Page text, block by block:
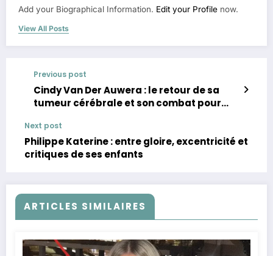
Add your Biographical Information. Edit your Profile now.
View All Posts
Previous post
Cindy Van Der Auwera : le retour de sa
tumeur cérébrale et son combat pour
Next post
Philippe Katerine : entre gloire, excentricité et
critiques de ses enfants
ARTICLES SIMILAIRES